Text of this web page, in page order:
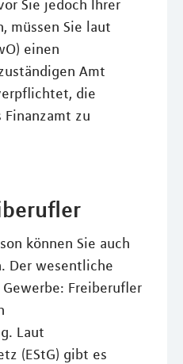
Sie jedoch Ihrer
müssen Sie laut
einen
Amt
die
Finanzamt zu
können Sie auch
Der wesentliche
Freiberufler
Laut
(EStG) gibt es